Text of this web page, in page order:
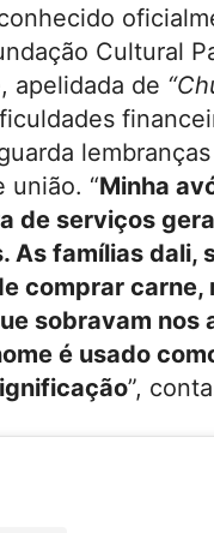
Cultural
apelidada de
união. “Minha
de serviços
As famílias dali,
comprar carne,
sobravam nos
é usado
”,